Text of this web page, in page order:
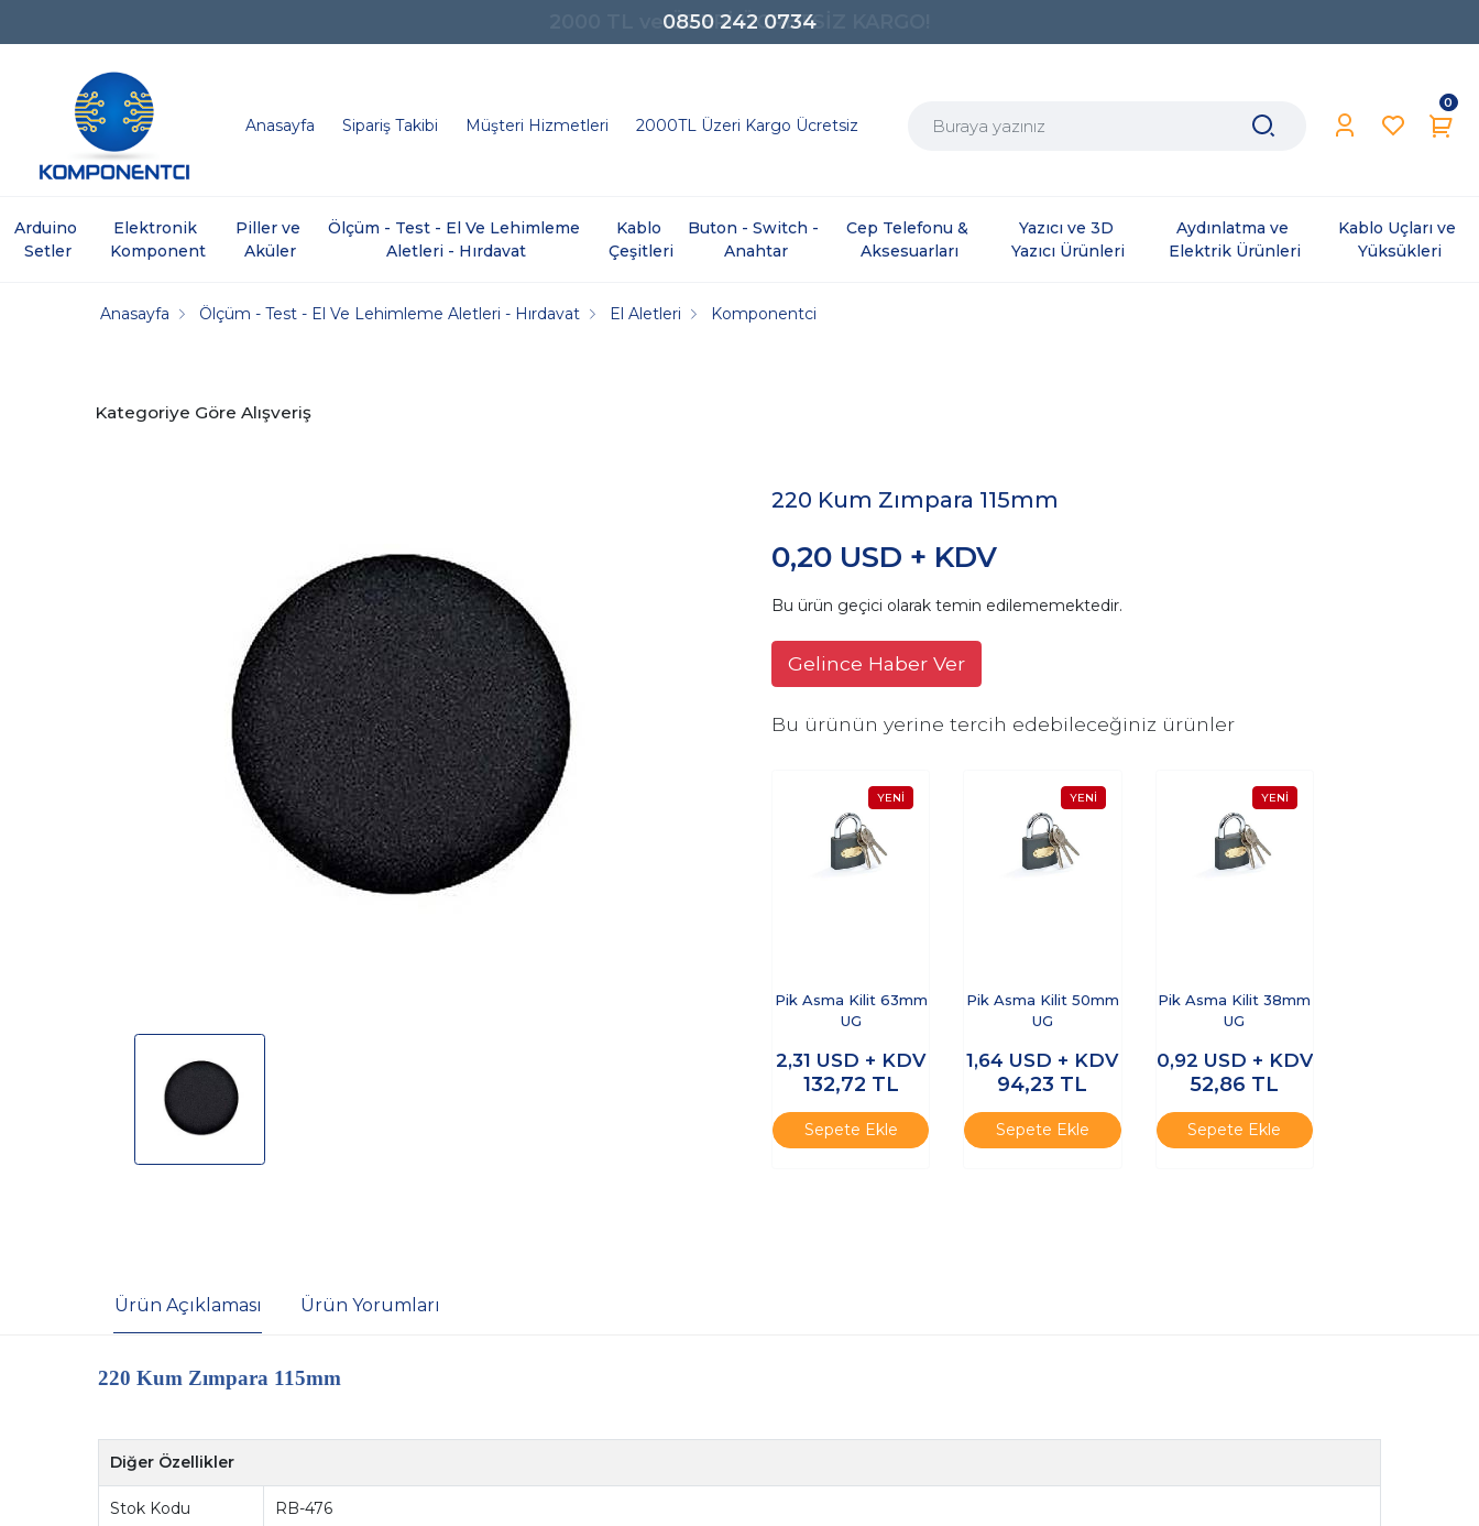
0850 242 0734
Anasayfa Sipariş Takibi Müşteri Hizmetleri 2000TL Üzeri Kargo Ücretsiz
0
Arduino
Setler
Elektronik
Komponent
Piller ve
Aküler
Ölçüm - Test - El Ve Lehimleme
Aletleri - Hırdavat
Kablo
Çeşitleri
Buton - Switch -
Anahtar
Cep Telefonu &
Aksesuarları
Yazıcı ve 3D
Yazıcı Ürünleri
Aydınlatma ve
Elektrik Ürünleri
Kablo Uçları ve
Yüksükleri
Anasayfa Ölçüm - Test - El Ve Lehimleme Aletleri - Hırdavat El Aletleri Komponentci
Kategoriye Göre Alışveriş
220 Kum Zımpara 115mm
0,20 USD + KDV
Bu ürün geçici olarak temin edilememektedir.
Gelince Haber Ver
Bu ürünün yerine tercih edebileceğiniz ürünler
Pik Asma Kilit 63mm
UG
2,31 USD + KDV
132,72 TL
Sepete Ekle
Pik Asma Kilit 50mm
UG
1,64 USD + KDV
94,23 TL
Sepete Ekle
Pik Asma Kilit 38mm
UG
0,92 USD + KDV
52,86 TL
Sepete Ekle
Ürün Açıklaması Ürün Yorumları
220 Kum Zımpara 115mm
Diğer Özellikler
Stok Kodu RB-476